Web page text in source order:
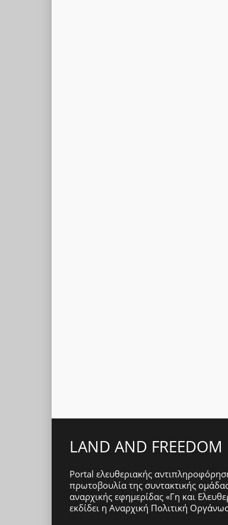
LAND AND FREEDOM
Portal ελευθεριακής
πρωτοβουλία της συντακτικής
αναρχικής εφημερίδας «Γη και
εκδίδει η Αναρχική Πολιτική